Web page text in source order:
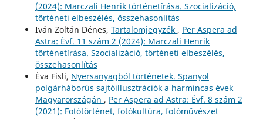
(2024): Marczali Henrik történetírása. Szocializáció,
történeti elbeszélés, összehasonlítás
Iván Zoltán Dénes, Tartalomjegyzék , Per Aspera ad
Astra: Évf. 11 szám 2 (2024): Marczali Henrik
történetírása. Szocializáció, történeti elbeszélés,
összehasonlítás
Éva Fisli, Nyersanyagból történetek. Spanyol
polgárháborús sajtóillusztrációk a harmincas évek
Magyarországán , Per Aspera ad Astra: Évf. 8 szám 2
(2021): Fotótörténet, fotókultúra, fotóművészet